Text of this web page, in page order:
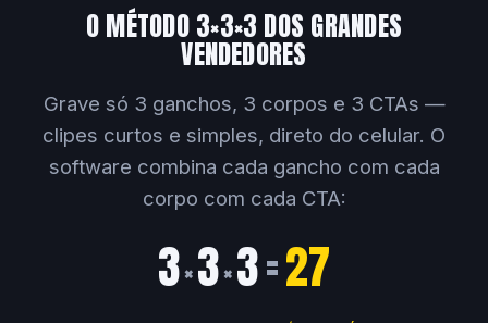
O MÉTODO 3×3×3 DOS GRANDES
VENDEDORES
Grave só 3 ganchos, 3 corpos e 3 CTAs —
clipes curtos e simples, direto do celular. O
software combina cada gancho com cada
corpo com cada CTA:
3×3×3=27